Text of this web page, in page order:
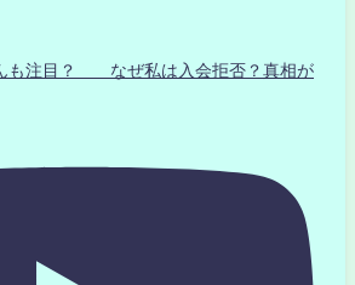
も注目？ なぜ私は入会拒否？真相が